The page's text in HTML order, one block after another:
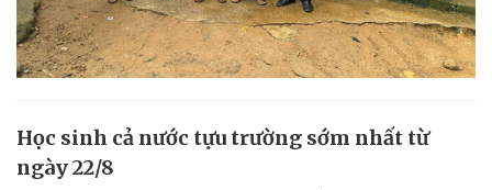
Học sinh cả nước tựu trường sớm nhất từ
ngày 22/8